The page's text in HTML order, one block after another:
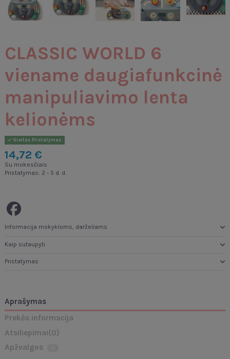
CLASSIC WORLD 6
viename daugiafunkcinė
manipuliavimo lenta
kelionėms
Greitas Pristatymas
14,72 €
Su mokesčiais
Pristatymas: 2 - 5 d. d.
Informacija mokykloms, darželiams
Kaip sutaupyti
Pristatymas
Aprašymas
Prekės informacija
Atsiliepimai(0)
Apžvalgos